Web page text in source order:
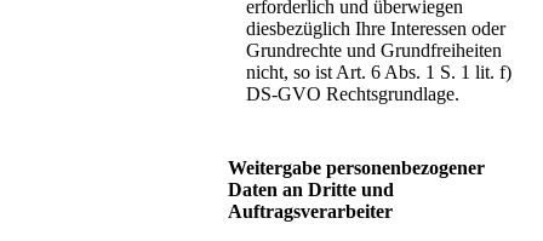
erforderlich und überwiegen
diesbezüglich Ihre Interessen oder
Grundrechte und Grundfreiheiten
nicht, so ist Art. 6 Abs. 1 S. 1 lit. f)
DS-GVO Rechtsgrundlage.
Weitergabe personenbezogener
Daten an Dritte und
Auftragsverarbeiter